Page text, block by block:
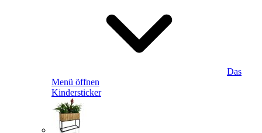
Das
Menü öffnen
Kindersticker